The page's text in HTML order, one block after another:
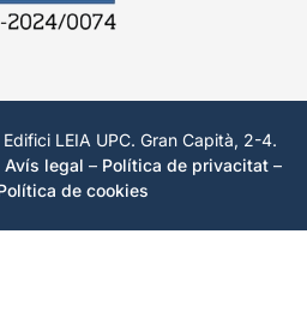
LEIA UPC. Gran Capità, 2-4.
Avís legal – Política de privacitat –
de cookies